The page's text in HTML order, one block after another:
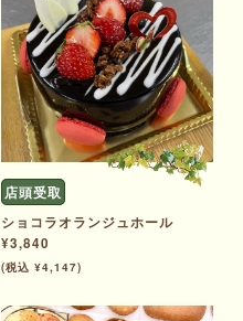
店頭受取
ショコラオランジュホール
¥3,840
(税込 ¥4,147)